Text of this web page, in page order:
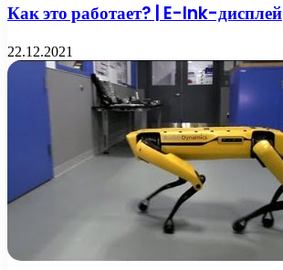
Как это работает? | E-Ink-дисплей
22.12.2021